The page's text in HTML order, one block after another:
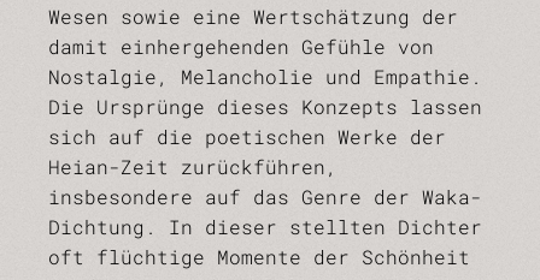
Wesen sowie eine Wertschätzung der
damit einhergehenden Gefühle von
Nostalgie, Melancholie und Empathie.
Die Ursprünge dieses Konzepts lassen
sich auf die poetischen Werke der
Heian-Zeit zurückführen,
insbesondere auf das Genre der Waka-
Dichtung. In dieser stellten Dichter
oft flüchtige Momente der Schönheit